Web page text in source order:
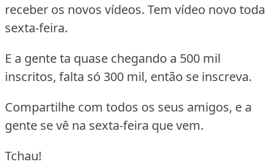
receber os novos vídeos. Tem vídeo novo toda
sexta-feira.
E a gente ta quase chegando a 500 mil
inscritos, falta só 300 mil, então se inscreva.
Compartilhe com todos os seus amigos, e a
gente se vê na sexta-feira que vem.
Tchau!